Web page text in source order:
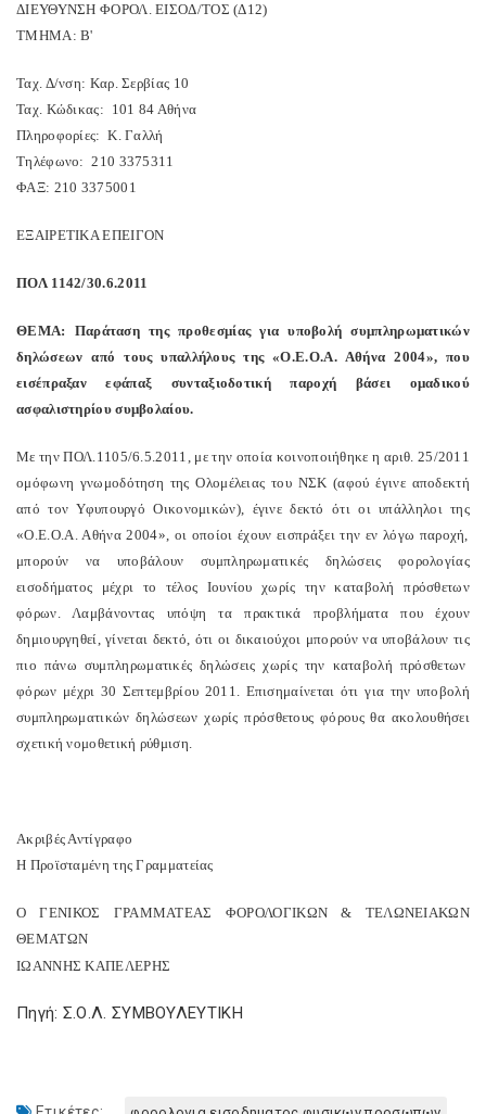
ΔΙΕΥΘΥΝΣΗ ΦΟΡΟΛ.ΕΙΣΟΔ/ΤΟΣ (Δ12)
ΤΜΗΜΑ:Β'
Ταχ. Δ/νση: Καρ.Σερβίας 10
Ταχ. Κώδικας: 101 84 Αθήνα
Πληροφορίες:Κ.Γαλλή
Τηλέφωνο: 210 3375311
ΦΑΞ: 210 3375001
ΕΞΑΙΡΕΤΙΚΑ ΕΠΕΙΓΟΝ
ΠΟΛ1142/30.6.2011
ΘΕΜΑ: Παράταση τηςπροθεσμίας για υποβολή συμπληρωματικών
δηλώσεων από τους υπαλλήλους της«Ο.Ε.Ο.Α. Αθήνα 2004», που
εισέπραξαν εφάπαξ συνταξιοδοτικήπαροχή βάσει
ομαδικού
ασφαλιστηρίου συμβολαίου.
Με την ΠΟΛ.1105/6.5.2011, με την οποία κοινοποιήθηκε η αριθ. 25/2011
ομόφωνη γνωμοδότηση της Ολομέλειας του ΝΣΚ (αφού έγινε αποδεκτή
από τον Υφυπουργό Οικονομικών), έγινε δεκτό ότι οι υπάλληλοι της
«Ο.Ε.Ο.Α.Αθήνα2004», οι οποίοι έχουν εισπράξει την εν λόγω παροχή,
μπορούν να υποβάλουν συμπληρωματικές δηλώσεις
φορολογίας
εισοδήματος
μέχρι το τέλος Ιουνίου χωρίς την καταβολή πρόσθετων
φόρων.Λαμβάνοντας υπόψη τα πρακτικά προβλήματα που
έχουν
δημιουργηθεί,γίνεται δεκτό, ότι οι δικαιούχοι μπορούν να υποβάλουν τις
πιο πάνω συμπληρωματικές δηλώσεις χωρίς την καταβολή πρόσθετων
φόρων μέχρι 30 Σεπτεμβρίου 2011. Επισημαίνεται ότι για την υποβολή
συμπληρωματικών δηλώσεων χωρίς πρόσθετους φόρους θα ακολουθήσει
σχετική νομοθετική ρύθμιση.
ΑκριβέςΑντίγραφο
Η Προϊσταμένη της Γραμματείας
Ο ΓΕΝΙΚΟΣ ΓΡΑΜΜΑΤΕΑΣ ΦΟΡΟΛΟΓΙΚΩΝ & ΤΕΛΩΝΕΙΑΚΩΝ
ΘΕΜΑΤΩΝ
ΙΩΑΝΝΗΣ ΚΑΠΕΛΕΡΗΣ
Πηγή: Σ.Ο.Λ. ΣΥΜΒΟΥΛΕΥΤΙΚΗ